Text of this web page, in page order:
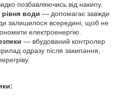
позбавляючись від накипу.
води — допомагає завжди
залишилося всередині, щоб не
електроенергію.
— вбудований контролер
одразу після закипання,